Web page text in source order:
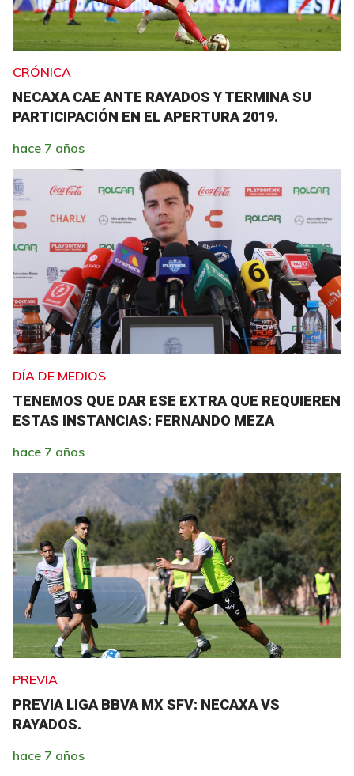
CRÓNICA
NECAXA CAE ANTE RAYADOS Y TERMINA SU
PARTICIPACIÓN EN EL APERTURA 2019.
hace 7 años
DÍA DE MEDIOS
TENEMOS QUE DAR ESE EXTRA QUE REQUIEREN
ESTAS INSTANCIAS: FERNANDO MEZA
hace 7 años
PREVIA
PREVIA LIGA BBVA MX SFV: NECAXA VS
RAYADOS.
hace 7 años